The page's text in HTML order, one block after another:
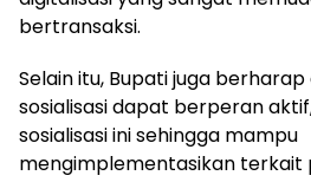
bertransaksi.
Selain itu, Bupati juga
sosialisasi dapat berperan
sosialisasi ini sehingga mampu
mengimplementasikan terkait